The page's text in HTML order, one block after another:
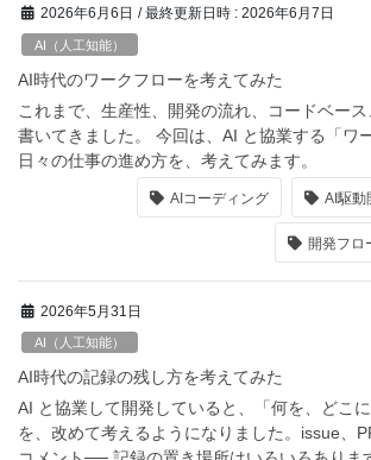
2026年6月6日 / 最終更新日時 : 2026年6月7日
AI（人工知能）
AI時代のワークフローを考えてみた
これまで、生産性、開発の流れ、コードベー
書いてきました。 今回は、AI と協業する「ワ
日々の仕事の進め方を、考えてみます。
AIコーディング AI駆動
開発フロ
2026年5月31日
AI（人工知能）
AI時代の記録の残し方を考えてみた
AI と協業して開発していると、「何を、どこに
を、改めて考えるようになりました。issue、